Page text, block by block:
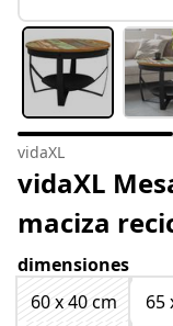
vidaXL
vidaXL
maciza
dimensiones
60 x 40 cm
65